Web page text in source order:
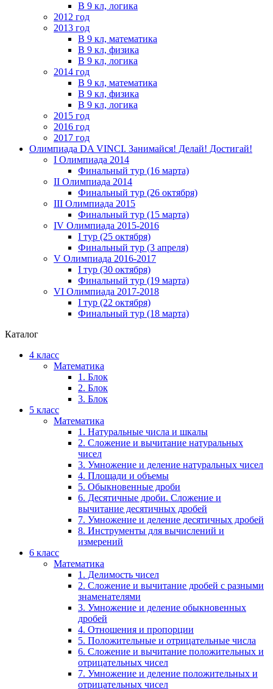
В 9 кл, логика
2012 год
2013 год
В 9 кл, математика
В 9 кл, физика
В 9 кл, логика
2014 год
В 9 кл, математика
В 9 кл, физика
В 9 кл, логика
2015 год
2016 год
2017 год
Олимпиада DA VINCI. Занимайся! Делай! Достигай!
I Олимпиада 2014
Финальный тур (16 марта)
II Олимпиада 2014
Финальный тур (26 октября)
III Олимпиада 2015
Финальный тур (15 марта)
IV Олимпиада 2015-2016
I тур (25 октября)
Финальный тур (3 апреля)
V Олимпиада 2016-2017
I тур (30 октября)
Финальный тур (19 марта)
VI Олимпиада 2017-2018
I тур (22 октября)
Финальный тур (18 марта)
Каталог
4 класс
Математика
1. Блок
2. Блок
3. Блок
5 класс
Математика
1. Натуральные числа и шкалы
2. Сложение и вычитание натуральных
чисел
3. Умножение и деление натуральных чисел
4. Площади и объемы
5. Обыкновенные дроби
6. Десятичные дроби. Сложение и
вычитание десятичных дробей
7. Умножение и деление десятичных дробей
8. Инструменты для вычислений и
измерений
6 класс
Математика
1. Делимость чисел
2. Сложение и вычитание дробей с разными
знаменателями
3. Умножение и деление обыкновенных
дробей
4. Отношения и пропорции
5. Положительные и отрицательные числа
6. Сложение и вычитание положительных и
отрицательных чисел
7. Умножение и деление положительных и
отрицательных чисел